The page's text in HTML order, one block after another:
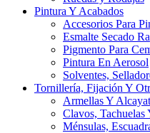
Pintura Y Acabados
Accesorios Para
Esmalte Secado
Pigmento Para
Pintura En Aerosol
Solventes,
Tornillería, Fijación Y
Armellas Y
Clavos, Tachuelas
Ménsulas,